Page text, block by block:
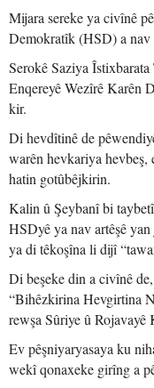
Mijara sereke ya civînê
Demokratîk (HSD) a nav
Serokê Saziya
Enqereyê Wezîrê Karên
kir.
Di hevdîtinê de
warên hevkariya
hatin gotûbêjkirin.
Kalin û Şeybanî bi
HSDyê ya nav artêşê
ya di têkoşîna li dijî
Di beşeke din a civînê
“Bihêzkirina Hevgirtina
rewşa Sûriye û
Ev pêşniyaryasaya ku
wekî qonaxeke girîng a